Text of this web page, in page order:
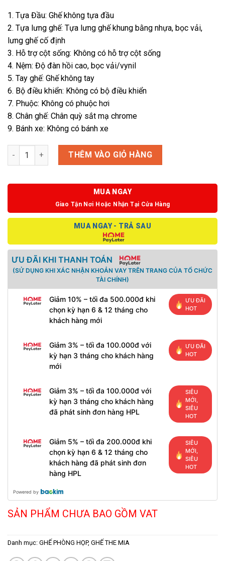
1. Tựa Đầu: Ghế không tựa đầu
2. Tựa lưng ghế: Tựa lưng ghế khung bằng nhựa, bọc vải,
lưng ghế cố định
3. Hỗ trợ cột sống: Không có hỗ trợ cột sống
4. Nệm: Độ đàn hồi cao, bọc vải/vynil
5. Tay ghế: Ghế không tay
6. Bộ điều khiển: Không có bộ điều khiển
7. Phuộc: Không có phuộc hơi
8. Chân ghế: Chân quỳ sắt mạ chrome
9. Bánh xe: Không có bánh xe
Ghế M1066 - 02 số lượngTHÊM VÀO GIỎ HÀNG
MUA NGAY
Giao Tận Nơi Hoặc Nhận Tại Cửa Hàng
MUA NGAY - TRẢ SAU
ƯU ĐÃI KHI THANH TOÁN
(SỬ DỤNG KHI XÁC NHẬN KHOẢN VAY TRÊN TRANG CỦA TỔ CHỨC
TÀI CHÍNH)
Giảm 10% – tối đa 500.000đ khi
chọn kỳ hạn 6 & 12 tháng cho
khách hàng mới
ƯU ĐÃI
HOT
Giảm 3% – tối đa 100.000đ với
kỳ hạn 3 tháng cho khách hàng
mới
ƯU ĐÃI
HOT
Giảm 3% – tối đa 100.000đ với
kỳ hạn 3 tháng cho khách hàng
đã phát sinh đơn hàng HPL
SIÊU
MỚI,
SIÊU
HOT
Giảm 5% – tối đa 200.000đ khi
chọn kỳ hạn 6 & 12 tháng cho
khách hàng đã phát sinh đơn
hàng HPL
SIÊU
MỚI,
SIÊU
HOT
Powered by
SẢN PHẨM CHƯA BAO GỒM VAT
Danh mục: GHẾ PHÒNG HỌP, GHẾ THE MIA